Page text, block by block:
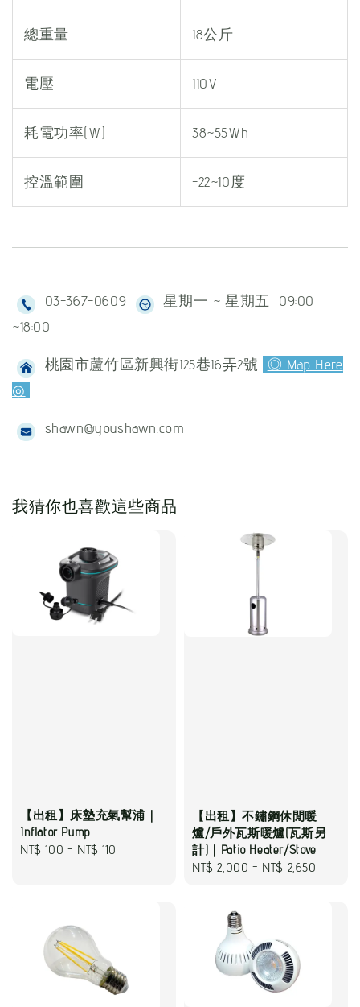
總重量 18公斤
電壓 110V
耗電功率(W) 38~55Wh
控溫範圍 -22~10度
03-367-0609
星期一 ~ 星期五 09:00
~18:00
桃園市蘆竹區新興街125巷16弄2號
◎ Map Here
◎
shawn@youshawn.com
我猜你也喜歡這些商品
【出租】床墊充氣幫浦｜
Inflator Pump
Regular
NT$ 100 - NT$ 110
【出租】不鏽鋼休閒暖
爐/戶外瓦斯暖爐(瓦斯另
計)｜Patio Heater/Stove
Regular
NT$ 2,000 - NT$ 2,650